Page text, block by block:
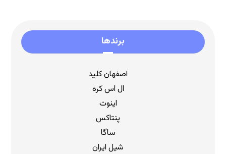
برندها
اصفهان کلید
ال اس کره
اینوت
پنتاکس
ساگا
شیل ایران